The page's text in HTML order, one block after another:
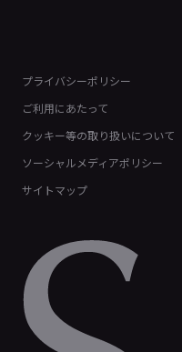
プライバシーポリシー
ご利用にあたって
クッキー等の取り扱いについて
ソーシャルメディアポリシー
サイトマップ